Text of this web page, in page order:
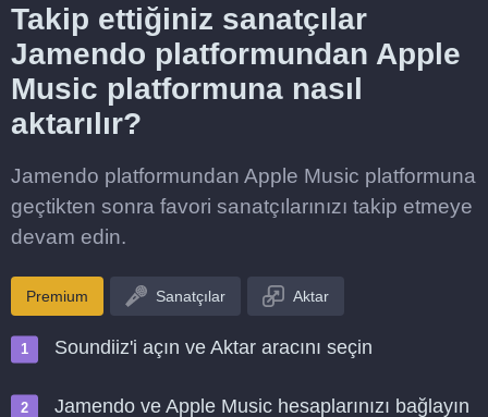
Takip ettiğiniz sanatçılar
Jamendo platformundan Apple
Music platformuna nasıl
aktarılır?
Jamendo platformundan Apple Music platformuna
geçtikten sonra favori sanatçılarınızı takip etmeye
devam edin.
Premium Sanatçılar Aktar
Soundiiz'i açın ve Aktar aracını seçin
Jamendo ve Apple Music hesaplarınızı bağlayın